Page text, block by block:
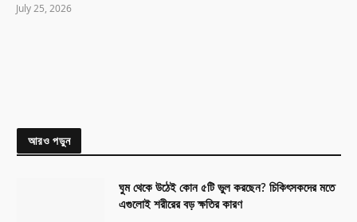
July 25, 2026
আরও পড়ুন
ঘুম থেকে উঠেই কোন ৫টি ভুল করছেন? চিকিৎসকদের মতে
এগুলোই শরীরের বড় ক্ষতির কারণ